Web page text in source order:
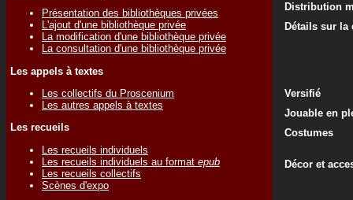
Présentation des bibliothèques privées
L'ajout d'une bibliothèque privée
La modification d'une bibliothèque privée
La consultation d'une bibliothèque privée
Les appels à textes
Les collectifs du Proscenium
Les autres appels à textes
Les recueils
Les recueils individuels
Les recueils individuels au format epub
Les recueils collectifs
Scènes d'expo
Distribution
Détails sur
Versifié
Jouable en
Costumes
Décor et